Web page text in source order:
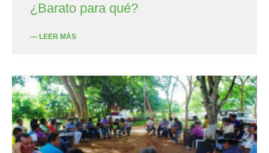
¿Barato para qué?
— LEER MÁS